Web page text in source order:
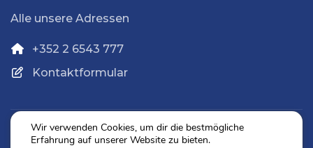
Alle unsere Adressen
+352 2 6543 777
Kontaktformular
Datenschutz
Wir verwenden Cookies, um dir die bestmögliche
Erfahrung auf unserer Website zu bieten.